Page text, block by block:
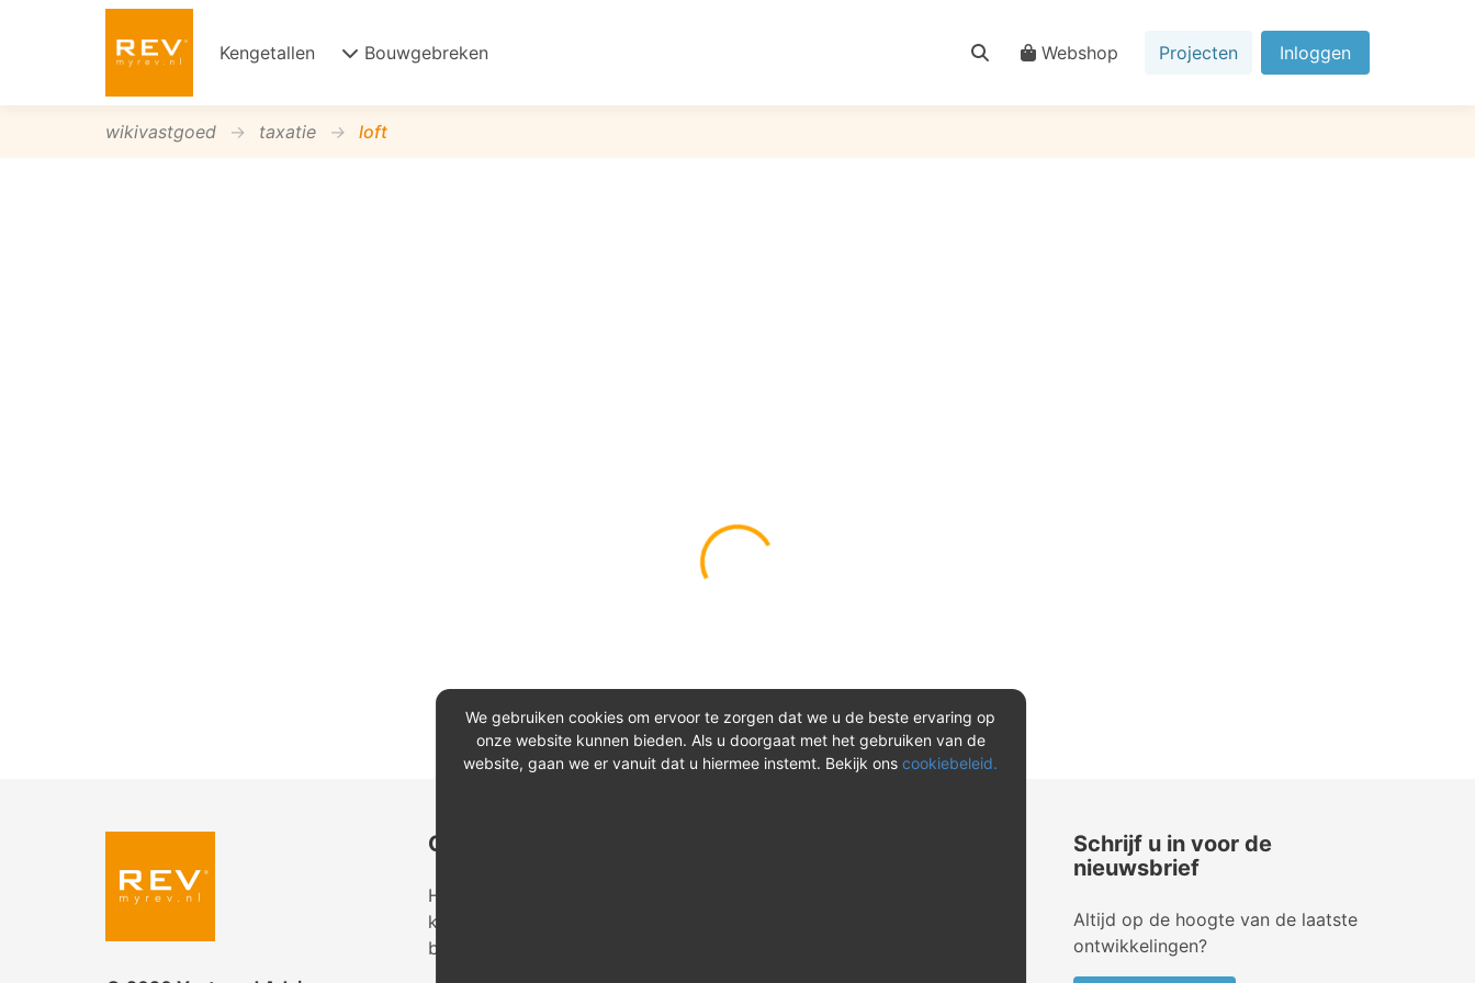
Kengetallen Bouwgebreken Webshop Projecten Inloggen
wikivastgoed taxatie loft
Contact
Heeft u vragen? Neem tijdens
kantooruren contact met ons op of
bekijk onze instructievideo's.
Schrijf u in voor de
nieuwsbrief
Altijd op de hoogte van de laatste
ontwikkelingen?
We gebruiken cookies om ervoor te zorgen dat we u de beste ervaring op
onze website kunnen bieden. Als u doorgaat met het gebruiken van de
website, gaan we er vanuit dat u hiermee instemt. Bekijk ons cookiebeleid.